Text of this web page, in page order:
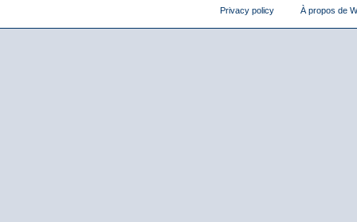
Privacy policy À propos de